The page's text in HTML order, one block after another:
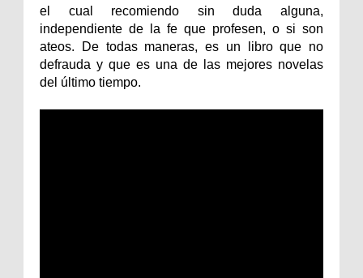
el cual recomiendo sin duda alguna,
independiente de la fe que profesen, o si son
ateos. De todas maneras, es un libro que no
defrauda y que es una de las mejores novelas
del último tiempo.